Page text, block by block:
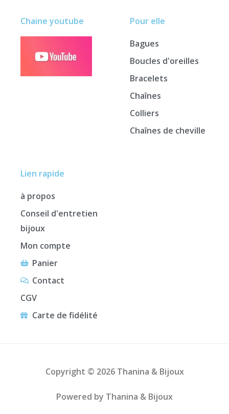
Lien rapide
à propos
Conseil d'entretien
bijoux
Mon compte
Panier
Contact
CGV
Carte de fidélité
Pour elle
Bagues
Boucles d'oreilles
Bracelets
Chaînes
Colliers
Chaînes de cheville
Chaine youtube
Copyright © 2026 Thanina & Bijoux
Powered by Thanina & Bijoux